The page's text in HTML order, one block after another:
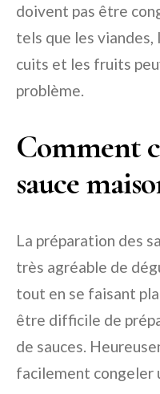
doivent pas être
tels que les viandes,
cuits et les fruits
problème.
Comment
sauce
La préparation des
très agréable de
tout en se faisant
être difficile de
de sauces.
facilement congeler